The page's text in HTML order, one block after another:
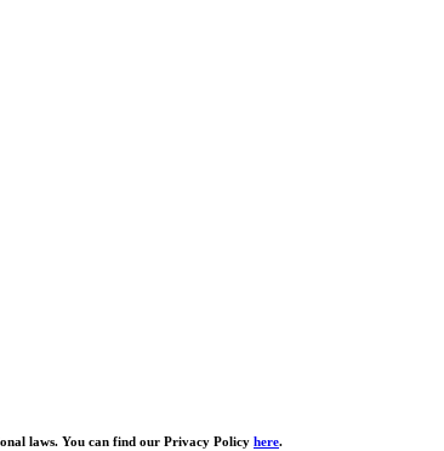
laws. You can find our Privacy Policy here.